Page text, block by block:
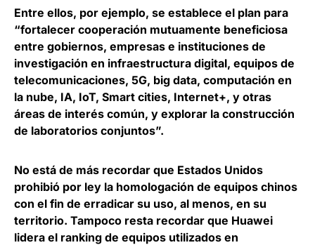
Entre ellos, por ejemplo, se establece el plan para
“fortalecer cooperación mutuamente beneficiosa
entre gobiernos, empresas e instituciones de
investigación en infraestructura digital, equipos de
telecomunicaciones, 5G, big data, computación en
la nube, IA, IoT, Smart cities, Internet+, y otras
áreas de interés común, y explorar la construcción
de laboratorios conjuntos”.
No está de más recordar que Estados Unidos
prohibió por ley la homologación de equipos chinos
con el fin de erradicar su uso, al menos, en su
territorio. Tampoco resta recordar que Huawei
lidera el ranking de equipos utilizados en